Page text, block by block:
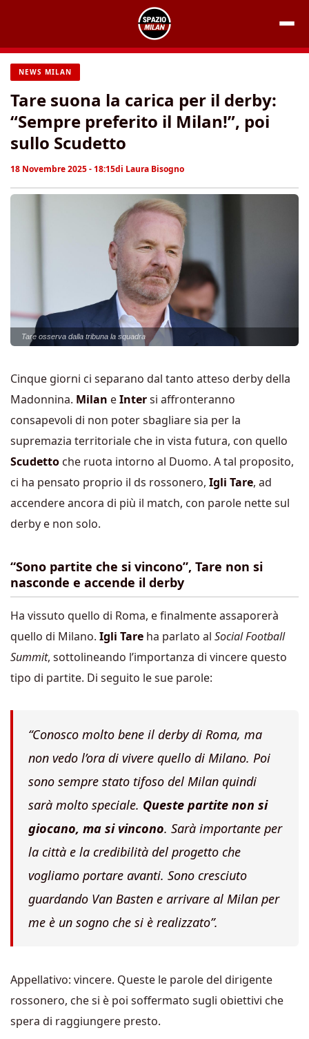
contenuto
NEWS MILAN
Tare suona la carica per il derby:
“Sempre preferito il Milan!”, poi
sullo Scudetto
18 Novembre 2025 - 18:15di Laura Bisogno
Tare osserva dalla tribuna la squadra
Cinque giorni ci separano dal tanto atteso derby della
Madonnina. Milan eIntersi affronteranno
consapevoli di non poter sbagliare sia per la
supremazia territoriale che in vista futura, con quello
Scudetto che ruota intorno al Duomo. A tal proposito,
ci ha pensato proprio il ds rossonero, Igli Tare, ad
accendere ancora di più il match, con parole nette sul
derby e non solo.
“Sono partite che si vincono”, Tare non si
nasconde e accende il derby
Ha vissuto quello di Roma, e finalmente assaporerà
quello di Milano. Igli Tare ha parlato al Social Football
Summit, sottolineando l’importanza di vincere questo
tipo di partite. Di seguito le sue parole:
“Conosco molto bene il derby di Roma, ma
non vedo l’ora di vivere quello di Milano. Poi
sono sempre stato tifoso del Milan quindi
sarà molto speciale. Queste partite non si
giocano, ma si vincono. Sarà importante per
la città e la credibilità del progetto che
vogliamo portare avanti. Sono cresciuto
guardando Van Basten e arrivare al Milan per
me è un sogno che si è realizzato”.
Appellativo: vincere. Queste le parole del dirigente
rossonero, che si è poi soffermato sugli obiettivi che
spera di raggiungere presto.